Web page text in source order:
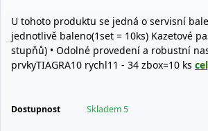
U tohoto produktu se jedná o servisní
jednotlivě baleno(1set = 10ks) Kazetové
stupňů) • Odolné provedení a robustní
prvkyTIAGRA10 rychl11 - 34 zbox=10 ks
Dostupnost Skladem 5